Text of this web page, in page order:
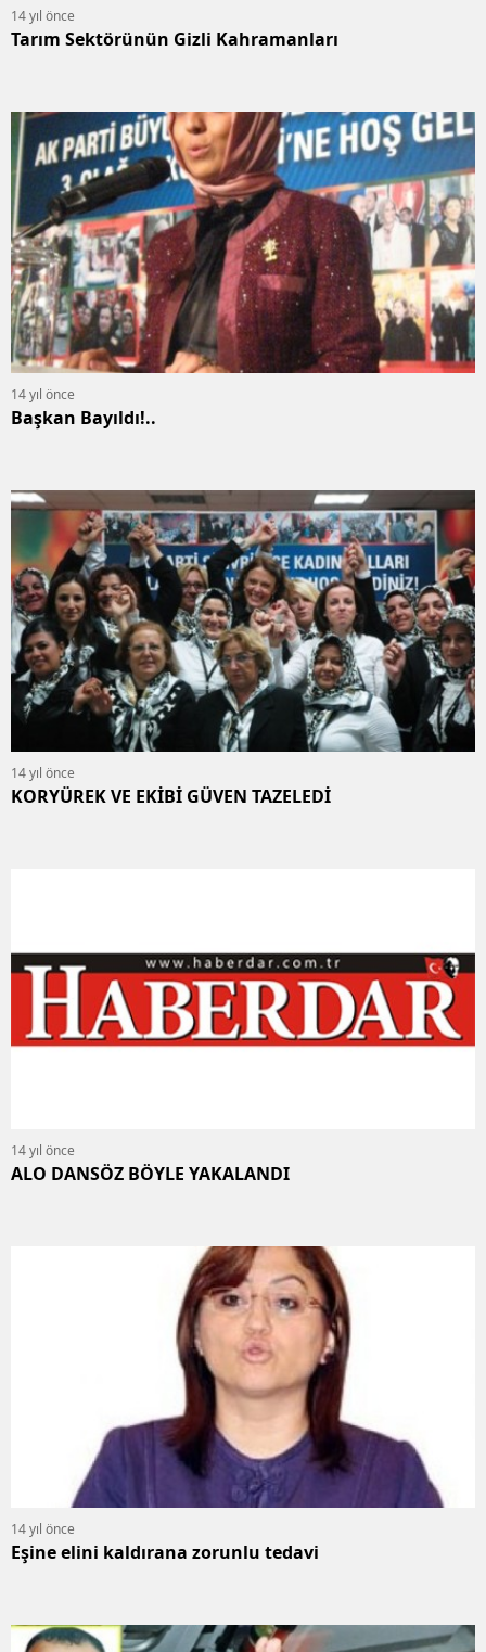
14 yıl önce
Tarım Sektörünün Gizli Kahramanları
14 yıl önce
Başkan Bayıldı!..
14 yıl önce
KORYÜREK VE EKİBİ GÜVEN TAZELEDİ
14 yıl önce
ALO DANSÖZ BÖYLE YAKALANDI
14 yıl önce
Eşine elini kaldırana zorunlu tedavi